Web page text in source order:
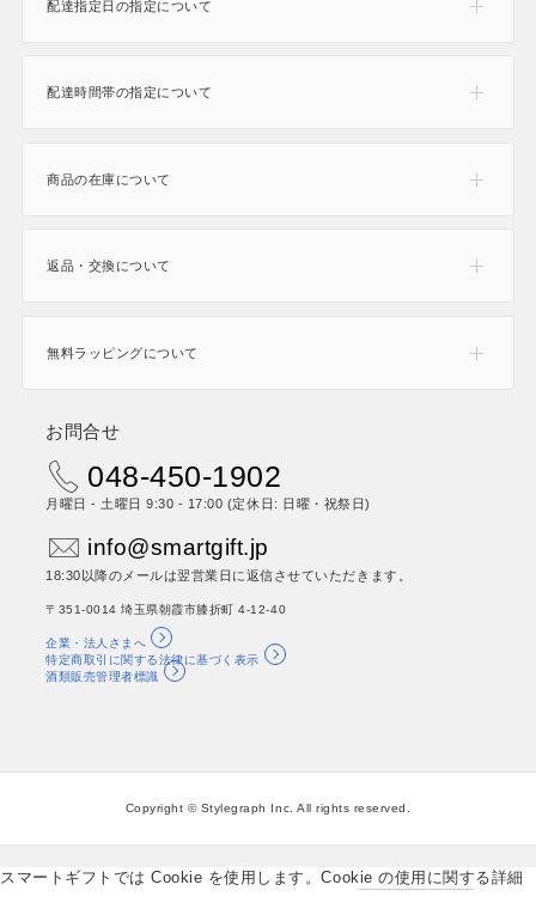
配達指定日の指定について
配達時間帯の指定について
商品の在庫について
返品・交換について
無料ラッピングについて
お問合せ
048-450-1902
月曜日 - 土曜日 9:30 - 17:00 (定休日: 日曜・祝祭日)
info@smartgift.jp
18:30以降のメールは翌営業日に返信させていただきます。
〒351-0014 埼玉県朝霞市膝折町 4-12-40
企業・法人さまへ
特定商取引に関する法律に基づく表示
酒類販売管理者標識
Copyright © Stylegraph Inc. All rights reserved.
スマートギフトでは Cookie を使用します。Cookie の使用に関する詳細